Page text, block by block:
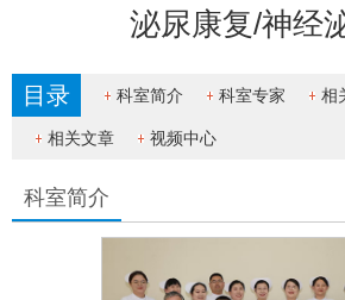
泌尿康复/神经
目录 科室简介 科室专家 相
相关文章 视频中心
科室简介